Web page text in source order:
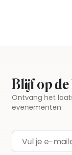
Blijf op
Ontvang het
evenementen
E-mailadres